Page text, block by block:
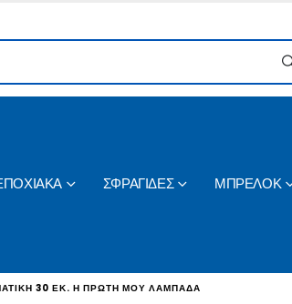
ΣΦΡΑΓΙΔΕΣ ΜΠΡΕΛΟΚ
30 ΕΚ. Η ΠΡΏΤΗ ΜΟΥ ΛΑΜΠΆΔΑ